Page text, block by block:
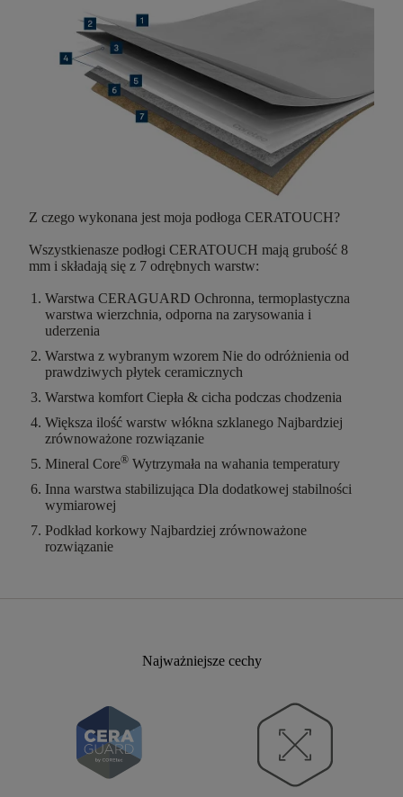
Z czego wykonana jest moja podłoga CERATOUCH?
Wszystkienasze podłogi CERATOUCH mają grubość 8
mm i składają się z 7 odrębnych warstw:
Warstwa CERAGUARD Ochronna, termoplastyczna
warstwa wierzchnia, odporna na zarysowania i
uderzenia
Warstwa z wybranym wzorem Nie do odróżnienia od
prawdziwych płytek ceramicznych
Warstwa komfort Ciepła & cicha podczas chodzenia
Większa ilość warstw włókna szklanego Najbardziej
zrównoważone rozwiązanie
Mineral Core® Wytrzymała na wahania temperatury
Inna warstwa stabilizująca Dla dodatkowej stabilności
wymiarowej
Podkład korkowy Najbardziej zrównoważone
rozwiązanie
Najważniejsze cechy